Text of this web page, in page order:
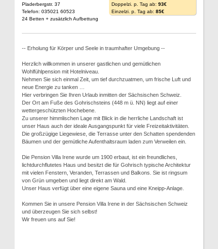
Pladerbergstr. 37
Telefon: 035021 60523
24 Betten + zusätzlich Aufbettung
Doppelzi. p. Tag ab: 93€
Einzelzi. p. Tag ab: 85€
-- Erholung für Körper und Seele in traumhafter Umgebung --
Herzlich willkommen in unserer gastlichen und gemütlichen
Wohlfühlpension mit Hotelniveau.
Nehmen Sie sich einmal Zeit, um tief durchzuatmen, um frische Luft und
neue Energie zu tanken …
Hier verbringen Sie Ihren Urlaub inmitten der Sächsischen Schweiz.
Der Ort am Fuße des Gohrischsteins (448 m ü. NN) liegt auf einer
wettergeschützten Hochebene.
Zu unserer himmlischen Lage mit Blick in die herrliche Landschaft ist
unser Haus auch der ideale Ausgangspunkt für viele Freizeitaktivitäten.
Die großzügige Liegewiese, die Terrasse unter den Schatten spendenden
Bäumen und der gemütliche Aufenthaltsraum laden zum Verweilen ein.
Die Pension Villa Irene wurde um 1900 erbaut, ist ein freundliches,
lichtdurchflutetes Haus und besitzt die für Gohrisch typische Architektur
mit vielen Fenstern, Veranden, Terrassen und Balkons. Sie ist ringsum
von Grün umgeben und liegt direkt am Wald.
Unser Haus verfügt über eine eigene Sauna und eine Kneipp-Anlage.
Kommen Sie in unsere Pension Villa Irene in der Sächsischen Schweiz
und überzeugen Sie sich selbst!
Wir freuen uns auf Sie!